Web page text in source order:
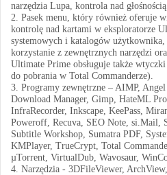
narzędzia Lupa, kontrola nad
2. Pasek menu, który również oferuje
kontrolę nad kartami w eksploratorze
systemowych i katalogów
korzystanie z zewnętrznych narzędzi
Ultimate Prime obsługuje także
do pobrania w Total Commanderze).
3. Programy zewnętrzne – AIMP,
Download Manager, Gimp, HateML
InfraRecorder, Inkscape, KeePass,
Poweroff, Recuva, SEO Note, si.Mail,
Subtitle Workshop, Sumatra PDF,
KMPlayer, TrueCrypt, Total
µTorrent, VirtualDub, Wavosaur,
4. Narzędzia - 3DFileViewer,